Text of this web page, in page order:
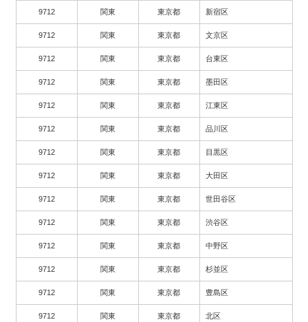
9712 関東 東京都 新宿区
9712 関東 東京都 文京区
9712 関東 東京都 台東区
9712 関東 東京都 墨田区
9712 関東 東京都 江東区
9712 関東 東京都 品川区
9712 関東 東京都 目黒区
9712 関東 東京都 大田区
9712 関東 東京都 世田谷区
9712 関東 東京都 渋谷区
9712 関東 東京都 中野区
9712 関東 東京都 杉並区
9712 関東 東京都 豊島区
9712 関東 東京都 北区